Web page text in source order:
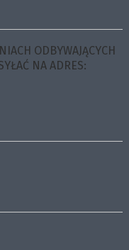
ODBYWAJĄCYCH
NA ADRES: